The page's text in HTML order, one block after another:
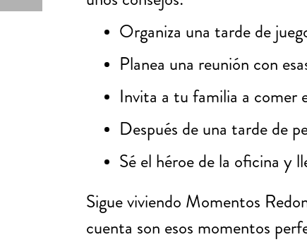
Organiza una tarde de
Planea una reunión con
Invita a tu familia a comer
Después de una tarde de
Sé el héroe de la oficina y
Sigue viviendo Momentos
cuenta son esos momentos